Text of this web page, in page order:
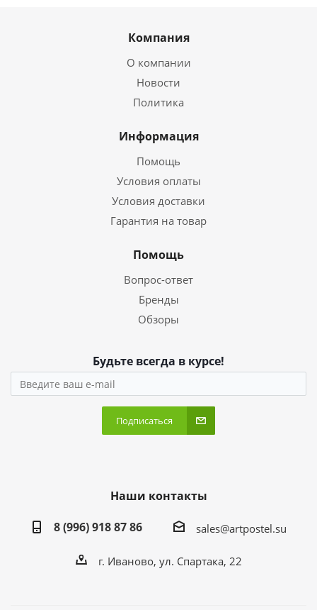
Компания
О компании
Новости
Политика
Информация
Помощь
Условия оплаты
Условия доставки
Гарантия на товар
Помощь
Вопрос-ответ
Бренды
Обзоры
Будьте всегда в курсе!
Подписаться
Наши контакты
8 (996) 918 87 86
sales@artpostel.su
г. Иваново, ул. Спартака, 22